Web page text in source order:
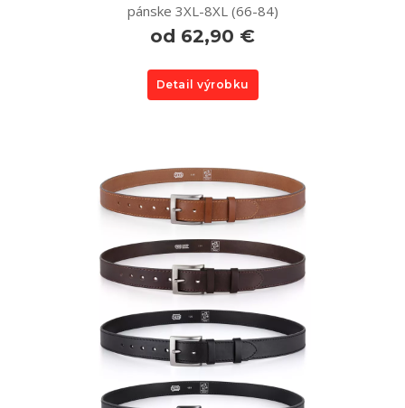
pánske 3XL-8XL (66-84)
od 62,90 €
Detail výrobku